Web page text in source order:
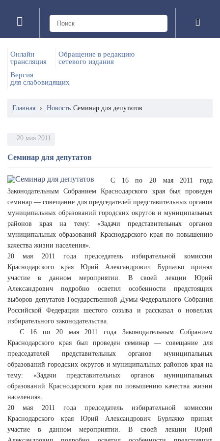
Онлайн
трансляция
Обращение в редакцию
сетевого издания
Версия
для слабовидящих
Главная › Новость Семинар для депутатов
20 мая 2011
Семинар для депутатов
С 16 по 20 мая 2011 года
Законодательным Собранием Краснодарского края был проведен
семинар — совещание для председателей представительных органов
муниципальных образований городских округов и муниципальных
районов края на тему: «Задачи представительных органов
муниципальных образований Краснодарского края по повышению
качества жизни населения».
20 мая 2011 года председатель избирательной комиссии
Краснодарского края Юрий Александрович Бурлачко принял
участие в данном мероприятии. В своей лекции Юрий
Александрович подробно осветил особенности предстоящих
выборов депутатов Государственной Думы Федерального Собрания
Российской Федерации шестого созыва и рассказал о новеллах
избирательного законодательства.
С 16 по 20 мая 2011 года Законодательным Собранием
Краснодарского края был проведен семинар — совещание для
председателей представительных органов муниципальных
образований городских округов и муниципальных районов края на
тему: «Задачи представительных органов муниципальных
образований Краснодарского края по повышению качества жизни
населения».
20 мая 2011 года председатель избирательной комиссии
Краснодарского края Юрий Александрович Бурлачко принял
участие в данном мероприятии. В своей лекции Юрий